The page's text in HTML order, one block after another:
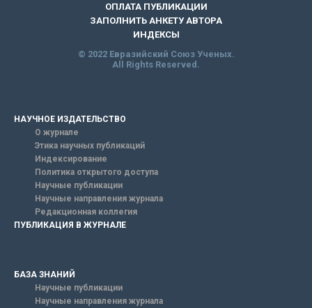
ОПЛАТА ПУБЛИКАЦИИ
ЗАПОЛНИТЬ АНКЕТУ АВТОРА
ИНДЕКСЫ
© 2022 Евразийский Союз Ученых.
All Rights Reserved.
НАУЧНОЕ ИЗДАТЕЛЬСТВО
О журнале
Этика научных публикаций
Индексирование
Политика открытого доступа
Научные публикации
Научные направления журнала
Редакционная коллегия
ПУБЛИКАЦИЯ В ЖУРНАЛЕ
БАЗА ЗНАНИЙ
Научные публикации
Научные направления журнала